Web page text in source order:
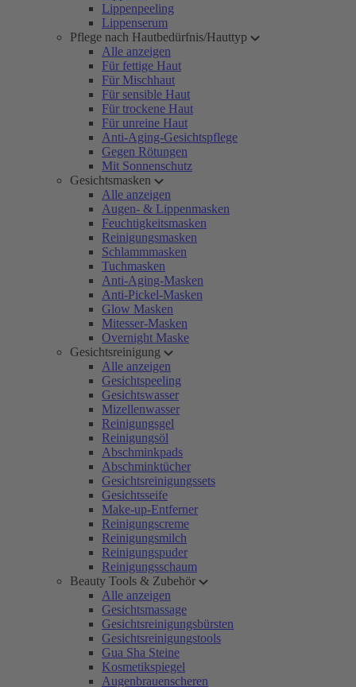
Lippenpeeling
Lippenserum
Pflege nach Hautbedürfnis/Hauttyp
Alle anzeigen
Für fettige Haut
Für Mischhaut
Für sensible Haut
Für trockene Haut
Für unreine Haut
Anti-Aging-Gesichtspflege
Gegen Rötungen
Mit Sonnenschutz
Gesichtsmasken
Alle anzeigen
Augen- & Lippenmasken
Feuchtigkeitsmasken
Reinigungsmasken
Schlammmasken
Tuchmasken
Anti-Aging-Masken
Anti-Pickel-Masken
Glow Masken
Mitesser-Masken
Overnight Maske
Gesichtsreinigung
Alle anzeigen
Gesichtspeeling
Gesichtswasser
Mizellenwasser
Reinigungsgel
Reinigungsöl
Abschminkpads
Abschminktücher
Gesichtsreinigungssets
Gesichtsseife
Make-up-Entferner
Reinigungscreme
Reinigungsmilch
Reinigungspuder
Reinigungsschaum
Beauty Tools & Zubehör
Alle anzeigen
Gesichtsmassage
Gesichtsreinigungsbürsten
Gesichtsreinigungstools
Gua Sha Steine
Kosmetikspiegel
Augenbrauenscheren